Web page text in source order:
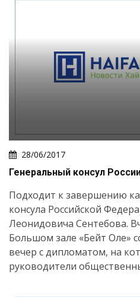
28/06/2017
Генеральный консул
Подходит к завершению
консула Российской
Леонидовича Сентебова.
Большом зале «Бейт Оле»
вечер с дипломатом, на
руководители